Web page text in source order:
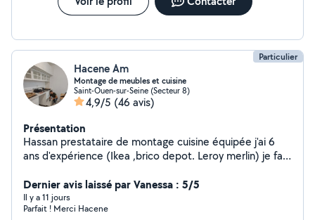
Particulier
Hacene Am
Montage de meubles et cuisine
Saint-Ouen-sur-Seine (Secteur 8)
4,9/5 (46 avis)
Présentation
Hassan prestataire de montage cuisine équipée j'ai 6
ans d'expérience (Ikea ,brico depot. Leroy merlin) je fait
coulissante, canapé convertible , dressing ikea pax,
fixation télé, tringle rideaux, disponible 7/7 je suis à
votre service contacter moi par téléphone svp .
Dernier avis laissé par Vanessa : 5/5
Il y a 11 jours
Parfait ! Merci Hacene